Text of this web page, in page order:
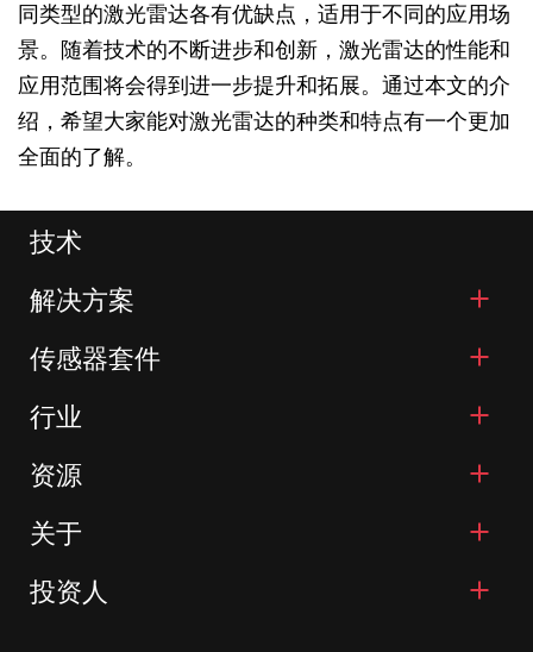
同类型的激光雷达各有优缺点，适用于不同的应用场
景。随着技术的不断进步和创新，激光雷达的性能和
应用范围将会得到进一步提升和拓展。通过本文的介
绍，希望大家能对激光雷达的种类和特点有一个更加
全面的了解。
技术
解决方案
传感器套件
行业
资源
关于
投资人